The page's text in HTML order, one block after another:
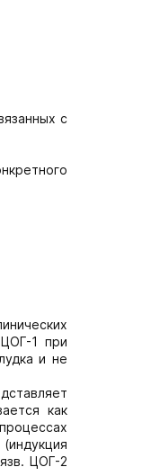
с
1 при
и не
как
ЦОГ-2